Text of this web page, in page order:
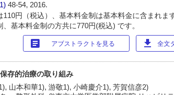
48-54, 2016.
円（税込）、基本料金制は基本料金に含まれます
基本料金制の方共に770円(税込) です。
article アブストラクトを見る download 全文
存的治療の取り組み
山本和華1), 游敬1), 小崎慶介1), 芳賀信彦2)